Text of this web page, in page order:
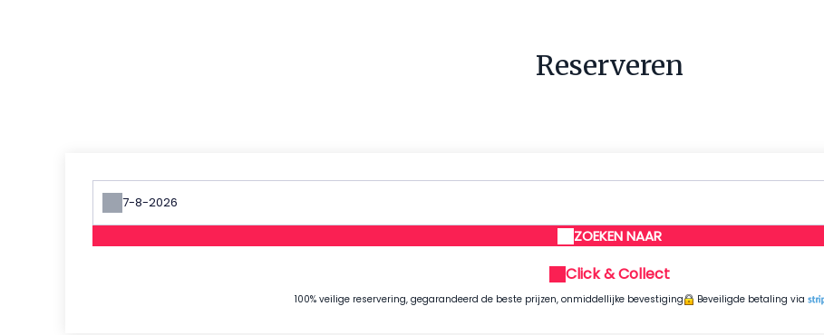
Reserveren
ZOEKEN NAAR
Click & Collect
100% veilige reservering, gegarandeerd de beste prijzen, onmiddellijke bevestiging Beveiligde betaling via